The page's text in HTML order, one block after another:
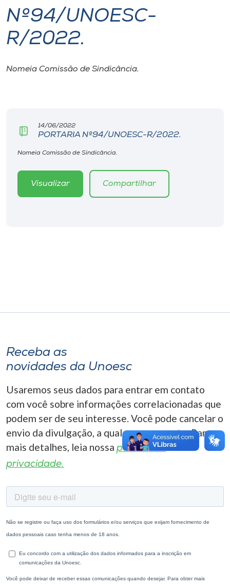
I.nova
Editora
A-
Nº94/UNOESC-
R/2022.
Nomeia Comissão de Sindicância.
14/06/2022
PORTARIA Nº94/UNOESC-R/2022.
Nomeia Comissão de Sindicância.
Visualizar Compartilhar
Receba as
novidades da Unoesc
Usaremos seus dados para entrar em contato
com você sobre informações correlacionadas que
podem ser de seu interesse. Você pode cancelar o
envio da divulgação, a qualquer momento. Para
mais detalhes, leia nossa política de
privacidade.